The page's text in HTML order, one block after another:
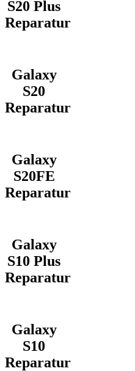
S20 Plus
Reparatur
Galaxy
S20
Reparatur
Galaxy
S20FE
Reparatur
Galaxy
S10 Plus
Reparatur
Galaxy
S10
Reparatur